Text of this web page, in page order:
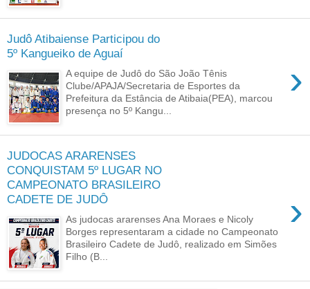
Judô Atibaiense Participou do
5º Kangueiko de Aguaí
›
A equipe de Judô do São João Tênis
Clube/APAJA/Secretaria de Esportes da
Prefeitura da Estância de Atibaia(PEA), marcou
presença no 5º Kangu...
JUDOCAS ARARENSES
CONQUISTAM 5º LUGAR NO
CAMPEONATO BRASILEIRO
CADETE DE JUDÔ
›
As judocas ararenses Ana Moraes e Nicoly
Borges representaram a cidade no Campeonato
Brasileiro Cadete de Judô, realizado em Simões
Filho (B...